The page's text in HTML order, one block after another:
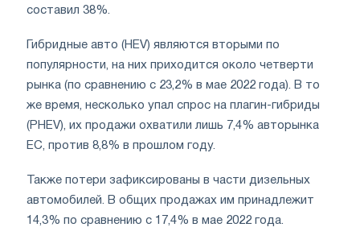
составил 38%.
Гибридные авто (HEV) являются вторыми по
популярности, на них приходится около четверти
рынка (по сравнению с 23,2% в мае 2022 года). В то
же время, несколько упал спрос на плагин-гибриды
(PHEV), их продажи охватили лишь 7,4% авторынка
ЕС, против 8,8% в прошлом году.
Также потери зафиксированы в части дизельных
автомобилей. В общих продажах им принадлежит
14,3% по сравнению с 17,4% в мае 2022 года.